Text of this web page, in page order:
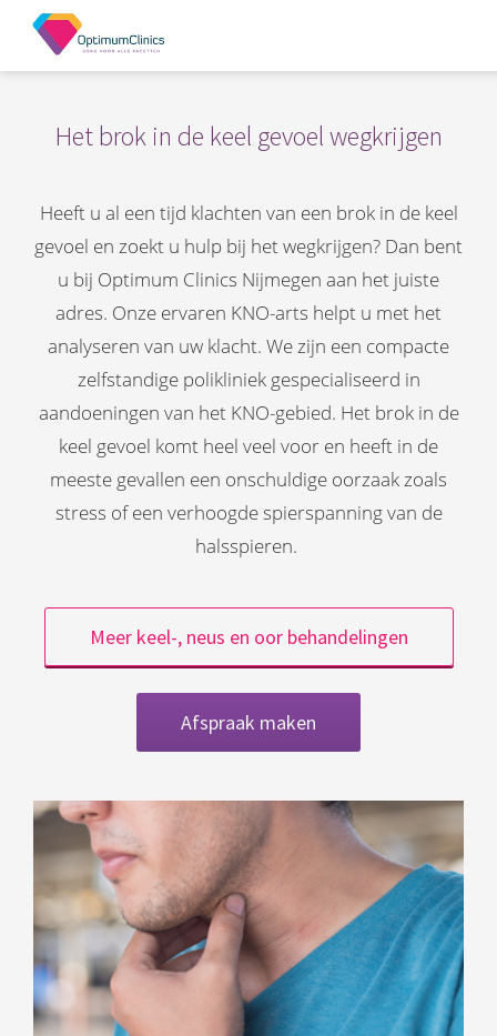
Het brok in de keel gevoel wegkrijgen
Heeft u al een tijd klachten van een brok in de keel
gevoel en zoekt u hulp bij het wegkrijgen? Dan bent
u bij Optimum Clinics Nijmegen aan het juiste
adres. Onze ervaren KNO-arts helpt u met het
analyseren van uw klacht. We zijn een compacte
zelfstandige polikliniek gespecialiseerd in
aandoeningen van het KNO-gebied. Het brok in de
keel gevoel komt heel veel voor en heeft in de
meeste gevallen een onschuldige oorzaak zoals
stress of een verhoogde spierspanning van de
halsspieren.
Meer keel-, neus en oor behandelingen
Afspraak maken